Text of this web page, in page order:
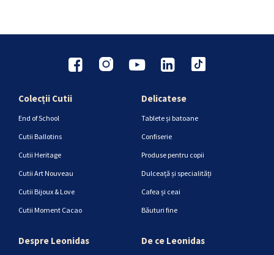
Colecții Cutii
End of School
Cutii Ballotins
Cutii Heritage
Cutii Art Nouveau
Cutii Bijoux & Love
Cutii Moment Cacao
Delicatese
Tablete și batoane
Confiserie
Produse pentru copii
Dulceață și specialități
Cafea și ceai
Băuturi fine
Despre Leonidas De ce Leonidas